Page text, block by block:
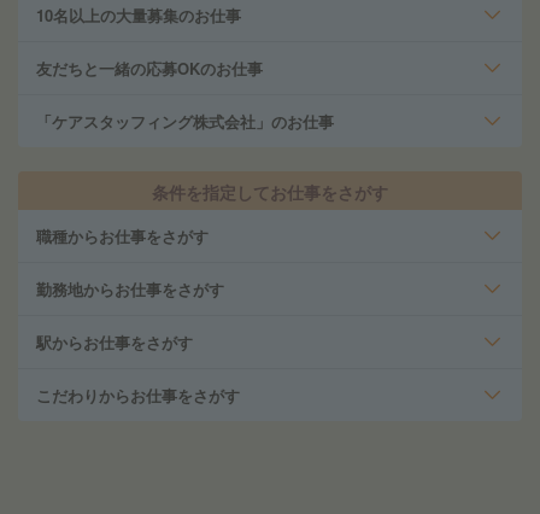
10名以上の大量募集のお仕事
友だちと一緒の応募OKのお仕事
「ケアスタッフィング株式会社」のお仕事
条件を指定してお仕事をさがす
職種からお仕事をさがす
勤務地からお仕事をさがす
駅からお仕事をさがす
こだわりからお仕事をさがす